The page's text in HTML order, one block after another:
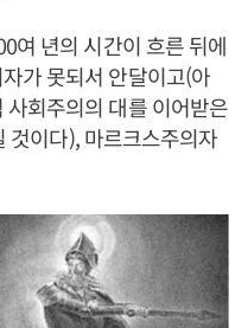
여 년의 시간이 흐른 뒤에
가 못되서 안달이고(아
회주의의 대를 이어받은
이다), 마르크스주의자